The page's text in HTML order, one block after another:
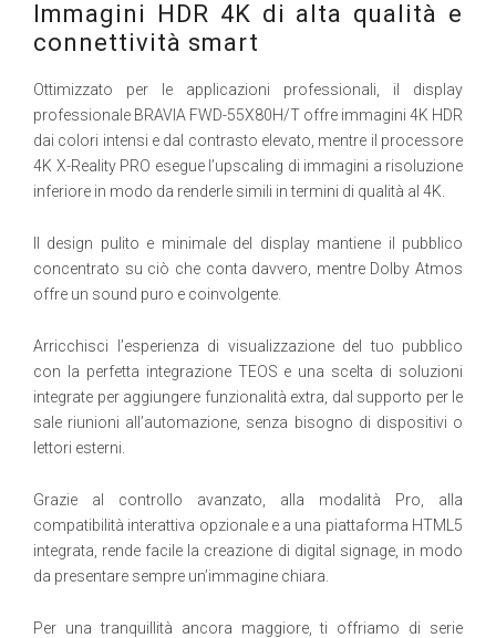
Immagini HDR 4K di alta qualità e
connettività smart
Ottimizzato per le applicazioni professionali, il display
professionale BRAVIA FWD-55X80H/T offre immagini 4K HDR
dai colori intensi e dal contrasto elevato, mentre il processore
4K X-Reality PRO esegue l’upscaling di immagini a risoluzione
inferiore in modo da renderle simili in termini di qualità al 4K.
Il design pulito e minimale del display mantiene il pubblico
concentrato su ciò che conta davvero, mentre Dolby Atmos
offre un sound puro e coinvolgente.
Arricchisci l’esperienza di visualizzazione del tuo pubblico
con la perfetta integrazione TEOS e una scelta di soluzioni
integrate per aggiungere funzionalità extra, dal supporto per le
sale riunioni all’automazione, senza bisogno di dispositivi o
lettori esterni.
Grazie al controllo avanzato, alla modalità Pro, alla
compatibilità interattiva opzionale e a una piattaforma HTML5
integrata, rende facile la creazione di digital signage, in modo
da presentare sempre un’immagine chiara.
Per una tranquillità ancora maggiore, ti offriamo di serie